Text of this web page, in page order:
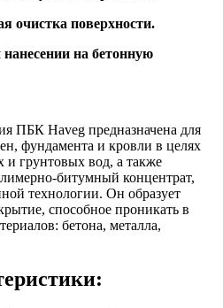
очистка поверхности.
на бетонную
ПБК Haveg предназначена для
фундамента и кровли в целях
грунтовых вод, а также
битумный концентрат,
технологии. Он образует
способное проникать в
бетона, металла,